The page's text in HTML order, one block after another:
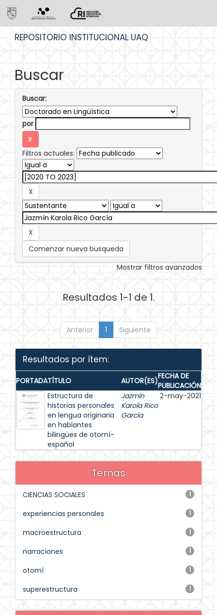
REPOSITORIO INSTITUCIONAL UAQ
Buscar
Buscar:
por
Filtros actuales:
Comenzar nueva busqueda
Mostrar filtros avanzados
Resultados 1-1 de 1.
Anterior 1 Siguiente
Resultados por ítem:
PORTADATÍTULO AUTOR(ES)FECHA DE
PUBLICACIÓN
Estructura de
historias personales
en lengua originaria
en hablantes
bilingües de otomí-
español
Jazmín
Karola Rico
García
2-may-2021
Temas
1
CIENCIAS SOCIALES
1
experiencias personales
1
macroestructura
1
narraciones
1
otomí
1
superestructura